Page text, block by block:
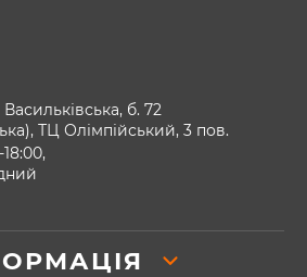
б. 72
ТЦ Олімпійський, 3 пов.